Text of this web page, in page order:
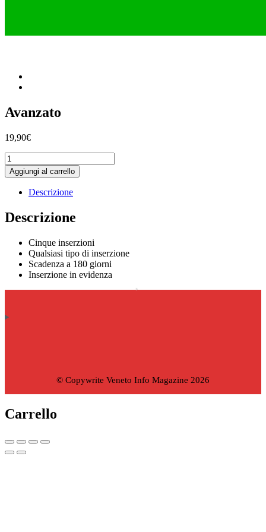
Avanzato
19,90€
Avanzato
quantità
Aggiungi al carrello
Descrizione
Descrizione
Cinque inserzioni
Qualsiasi tipo di inserzione
Scadenza a 180 giorni
Inserzione in evidenza
© Copywrite Veneto Info Magazine 2026
Carrello